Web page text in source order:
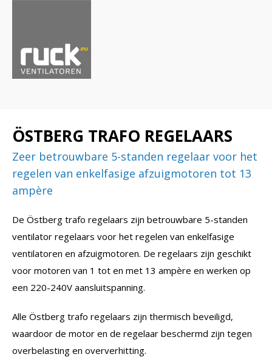
ÖSTBERG TRAFO REGELAARS
Zeer betrouwbare 5-standen regelaar voor het
regelen van enkelfasige afzuigmotoren tot 13
ampère
De Östberg trafo regelaars zijn betrouwbare 5-standen
ventilator regelaars voor het regelen van enkelfasige
ventilatoren en afzuigmotoren. De regelaars zijn geschikt
voor motoren van 1 tot en met 13 ampère en werken op
een 220-240V aansluitspanning.
Alle Östberg trafo regelaars zijn thermisch beveiligd,
waardoor de motor en de regelaar beschermd zijn tegen
overbelasting en oververhitting.